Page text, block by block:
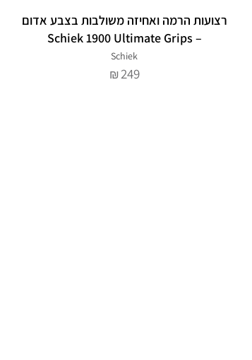
רצועות הרמה ואחיזה משולבות בצבע אדום
– Schiek 1900 Ultimate Grips
Schiek
₪249